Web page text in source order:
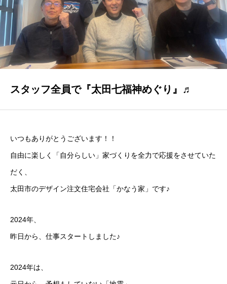
施工事例
GALLERY
かなう家が設計施工した住まいの写真
COMPANY
株式会社かなう家の紹介
STAFF
BLOG
「本日も絶好調さまです！』代表・窪田 純一のブログ
CONTACT
スタッフ全員で『太田七福神めぐり』♬
いつもありがとうございます！！
自由に楽しく「自分らしい」家づくりを全力で応援をさせていた
だく、
太田市のデザイン注文住宅会社「かなう家」です♪
2024年、
昨日から、仕事スタートしました♪
2024年は、